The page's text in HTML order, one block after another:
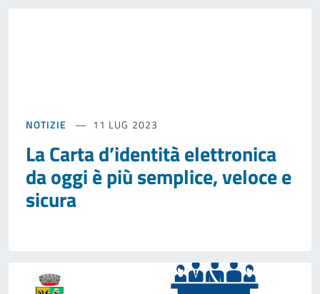
NOTIZIE 11 LUG 2023
La Carta d’identità elettronica
da oggi è più semplice, veloce e
sicura